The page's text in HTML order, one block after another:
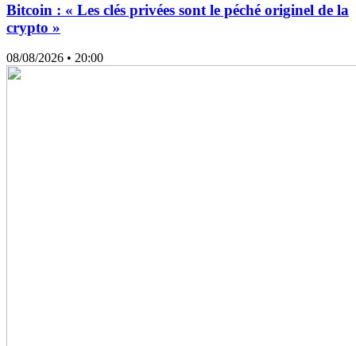
Bitcoin : « Les clés privées sont le péché originel de la
crypto »
08/08/2026 • 20:00